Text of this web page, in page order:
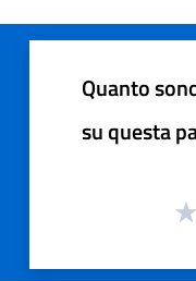
Quanto
su questa